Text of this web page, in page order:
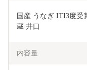
国産 うなぎ ITI3度受
蔵 井口
内容量